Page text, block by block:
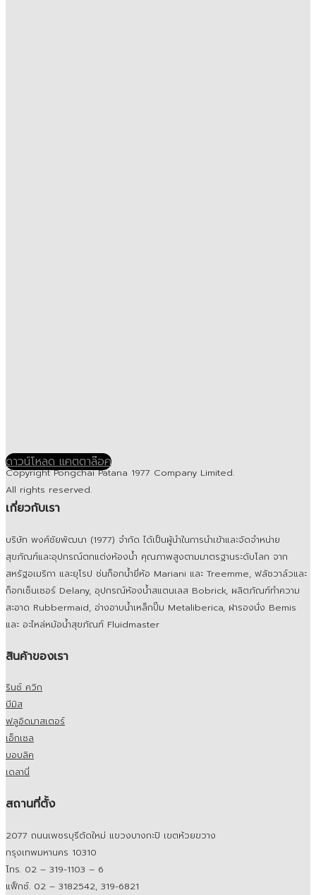
ดาวน์โหลด แคตตาล๊อค
Copyright Pongchai Patana 1977 Company Limited.
All rights reserved.
เกี่ยวกับเรา
บริษัท พงศ์ชัยพัฒนา (1977) จำกัด ได้เป็นผู้นำในการนำเข้าและจัดจำหน่าย
สุขภัณฑ์และอุปกรณ์ตกแต่งห้องน้ำ คุณภาพสูงตามมาตรฐานระดับโลก จาก
สหรัฐอเมริกา และยุโรป ช่นก็อกน้ำยี่ห้อ Mariani และ Treemme, ฟลัชวาล์วและ
ก็อกเซ็นเซอร์ Delany, อุปกรณ์ห้องน้ำสแตนเลส Bobrick, ผลิตภัณฑ์ทำความ
สะอาด Rubbermaid, อ่างอาบน้ำเหล็กปั๊ม Metaliberica, ฝารองนั่ง Bemis
และ อะไหล่หม้อน้ำสุขภัณฑ์ Fluidmaster
สินค้าของเรา
รินซ์ ควิก
บีมิส
ฟลูอิดมาสเตอร์
เอ็กเซล
บอบลิค
เดลานี่
สถานที่ตั้ง
2077 ถนนเพชรบุรีตัดใหม่ แขวงบางกะปิ เขตห้วยขวาง
กรุงเทพมหานคร 10310
โทร. 02 – 319-1103 – 6
แฟ็กซ์. 02 – 3182542, 319-6821